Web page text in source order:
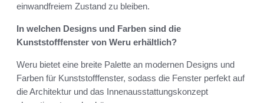
einwandfreiem Zustand zu bleiben.
In welchen Designs und Farben sind die
Kunststofffenster von Weru erhältlich?
Weru bietet eine breite Palette an modernen Designs und
Farben für Kunststofffenster, sodass die Fenster perfekt auf
die Architektur und das Innenausstattungskonzept